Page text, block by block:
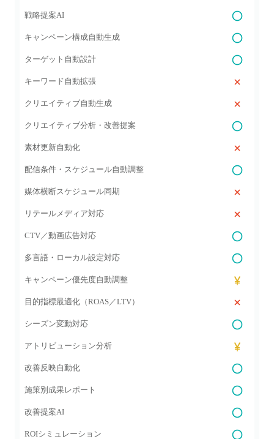
戦略提案AI
キャンペーン構成自動生成
ターゲット自動設計
キーワード自動拡張
クリエイティブ自動生成
クリエイティブ分析・改善提案
素材更新自動化
配信条件・スケジュール自動調整
媒体横断スケジュール同期
リテールメディア対応
CTV／動画広告対応
多言語・ローカル設定対応
キャンペーン優先度自動調整
目的指標最適化（ROAS／LTV）
シーズン変動対応
アトリビューション分析
改善反映自動化
施策別成果レポート
改善提案AI
ROIシミュレーション